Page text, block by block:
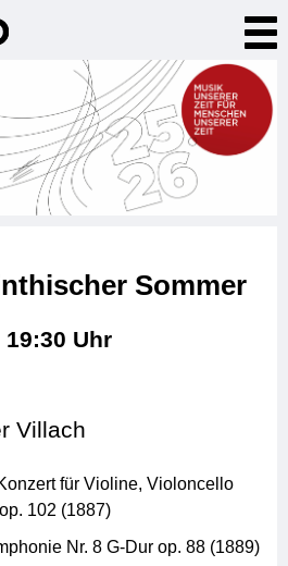
Sommer
19:30 Uhr
Villach
für Violine, Violoncello
102 (1887)
Nr. 8 G-Dur op. 88 (1889)